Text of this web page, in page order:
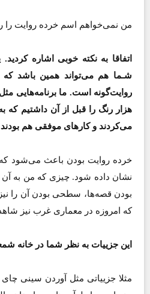
من نمی‌‌خواهم اسم خرده روایت را
اتفاقا به نکته خوبی اشاره کردید.
شـما هم می‌تواند همین باشد که
روایت‌گونه است. ما برنامه‌هایی
هزار رنگ را قبل از آن داشتیم که
می‌کردند و کارهای موفقی هم
خرده روایت بودن باعث می‌شود
نشان داده شود. چیزی که من به آن
بودن قصه‌ها، سطحی بودن آن را
که امروزه در معماری غرب نیز
این جزییات به نظر شما در خانه
مثلا جزییاتی مثل آوردن سینی